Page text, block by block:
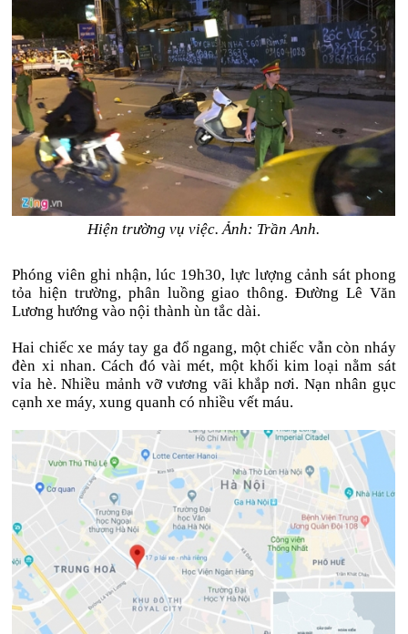
Hiện trường vụ việc. Ảnh: Trần Anh.
Phóng viên ghi nhận, lúc 19h30, lực lượng cảnh sát phong
tỏa hiện trường, phân luồng giao thông. Đường Lê Văn
Lương hướng vào nội thành ùn tắc dài.
Hai chiếc xe máy tay ga đổ ngang, một chiếc vẫn còn nháy
đèn xi nhan. Cách đó vài mét, một khối kim loại nằm sát
vỉa hè. Nhiều mảnh vỡ vương vãi khắp nơi. Nạn nhân gục
cạnh xe máy, xung quanh có nhiều vết máu.